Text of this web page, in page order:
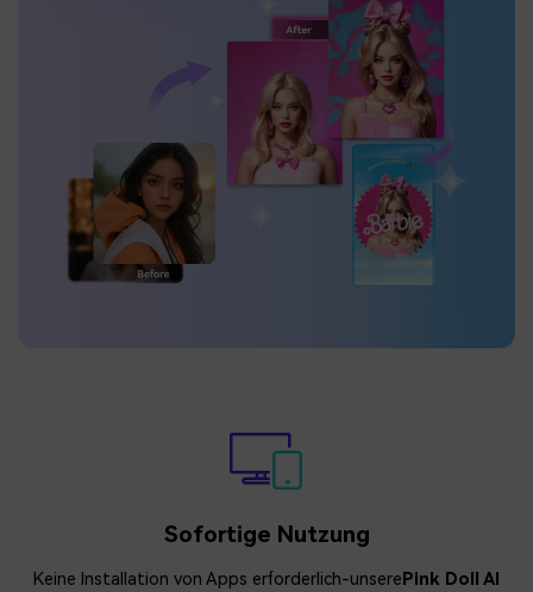
Kreativer Avatar
KI Character Generator
KI Kunst Generator
10 Beste Kostenlose KI Headshot Generators
7 Beste Kostenlose KI Face Generators
10 Beste Kostenlose KI Headshot Generators
Mehr Erfahren >
Sofortige Nutzung
Keine Installation von Apps erforderlich-unsere Pink Doll AI